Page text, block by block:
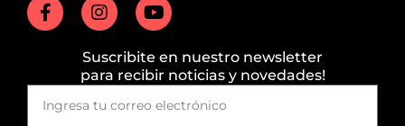
Suscribite en nuestro newsletter
para recibir noticias y novedades!